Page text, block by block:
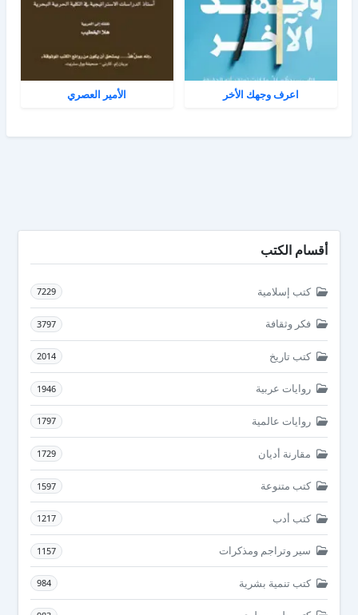
اعرف وجهك الأخر الأمير العصري
أقسام الكتب
كتب إسلامية 7229
فكر وثقافة 3797
كتب تاريخ 2014
روايات عربية 1946
روايات عالمية 1797
مقارنة أديان 1729
كتب متنوعة 1597
كتب أدب 1217
سير وتراجم ومذكرات 1157
كتب تنمية بشرية 984